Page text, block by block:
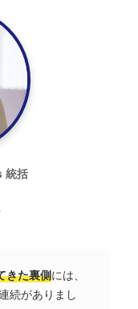
統括
きた裏側には、
続がありまし